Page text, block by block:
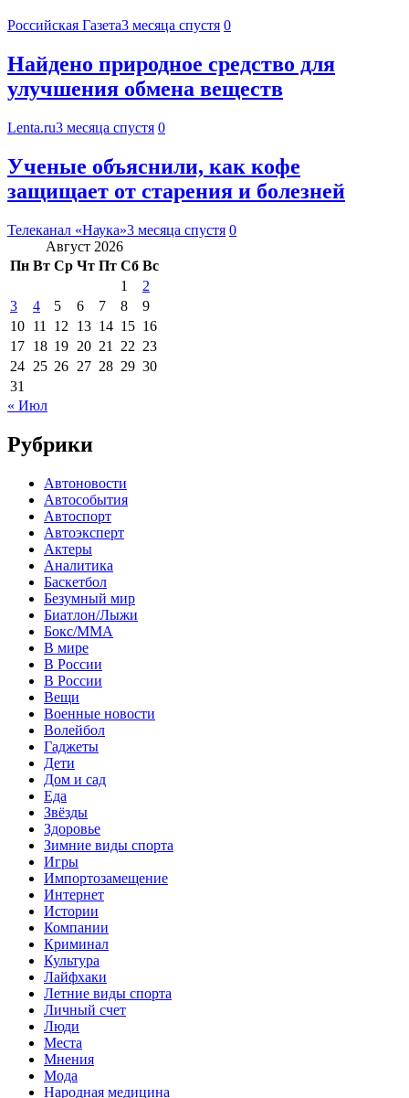
Российская Газета3 месяца спустя 0
Найдено природное средство для
улучшения обмена веществ
Lenta.ru3 месяца спустя 0
Ученые объяснили, как кофе
защищает от старения и болезней
Телеканал «Наука»3 месяца спустя 0
Август 2026
Пн Вт Ср Чт Пт Сб Вс
1
2
3
4 5 6 7 8
9
10 11 12 13 14 15 16
17 18 19 20 21 22 23
24 25 26 27 28 29 30
31
« Июл
Рубрики
Автоновости
Автособытия
Автоспорт
Автоэксперт
Актеры
Аналитика
Баскетбол
Безумный мир
Биатлон/Лыжи
Бокс/MMA
В мире
В России
В России
Вещи
Военные новости
Волейбол
Гаджеты
Дети
Дом и сад
Еда
Звёзды
Здоровье
Зимние виды спорта
Игры
Импортозамещение
Интернет
Истории
Компании
Криминал
Культура
Лайфхаки
Летние виды спорта
Личный счет
Люди
Места
Мнения
Мода
Народная медицина